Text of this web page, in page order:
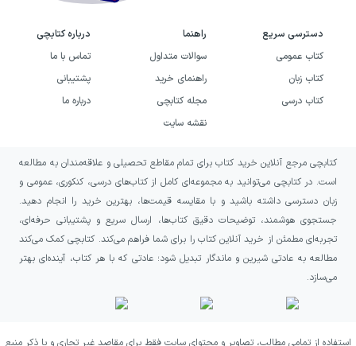
دسترسی سریع
کتاب عمومی
کتاب زبان
کتاب درسی
راهنما
سوالات متداول
راهنمای خرید
مجله کتابچی
نقشه سایت
درباره کتابچی
تماس با ما
پشتیبانی
درباره ما
کتابچی مرجع آنلاین خرید کتاب برای تمام مقاطع تحصیلی و علاقه‌مندان به مطالعه
است. در کتابچی می‌توانید به مجموعه‌ای کامل از کتاب‌های درسی، کنکوری، عمومی و
زبان دسترسی داشته باشید و با مقایسه قیمت‌ها، بهترین خرید را انجام دهید.
جستجوی هوشمند، توضیحات دقیق کتاب‌ها، ارسال سریع و پشتیبانی حرفه‌ای،
تجربه‌ای مطمئن از خرید آنلاین کتاب را برای شما فراهم می‌کند. کتابچی کمک می‌کند
مطالعه به عادتی شیرین و ماندگار تبدیل شود؛ عادتی که با هر کتاب، آینده‌ای بهتر
می‌سازد.
استفاده از تمامی مطالب، تصاویر و محتوای سایت فقط برای مقاصد غیر تجاری و با ذکر منبع